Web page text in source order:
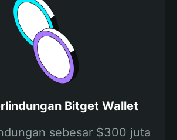
Bitget Wallet
sebesar $300 juta